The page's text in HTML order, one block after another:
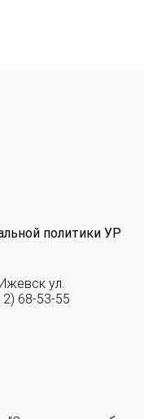
политики УР
ул.
68-53-55